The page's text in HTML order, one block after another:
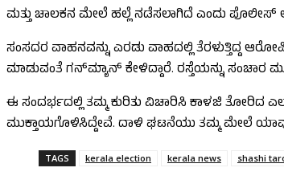
ಮತ್ತು ಚಾಲಕನ ಮೇಲೆ ಹಲ್ಲೆ ನಡೆಸಲಾಗಿದೆ ಎಂದು ಪೊಲೀಸ್
ಸಂಸದರ ವಾಹನವನ್ನು ಎರಡು ವಾಹದಲ್ಲಿ ತೆರಳುತ್ತಿದ್ದ
ಮಾಡುವಂತೆ ಗನ್​ಮ್ಯಾನ್​ ಕೇಳಿದ್ದಾರೆ. ರಸ್ತೆಯನ್ನು ಸಂಚಾರ
ಈ ಸಂದರ್ಭದಲ್ಲಿ ತಮ್ಮ ಕುರಿತು ವಿಚಾರಿಸಿ ಕಾಳಜಿ ತೋರಿದ
ಮುಕ್ತಾಯಗೊಳಿಸಿದ್ದೇವೆ. ದಾಳಿ ಘಟನೆಯು ತಮ್ಮ ಮೇಲೆ
TAGS kerala election kerala news shashi